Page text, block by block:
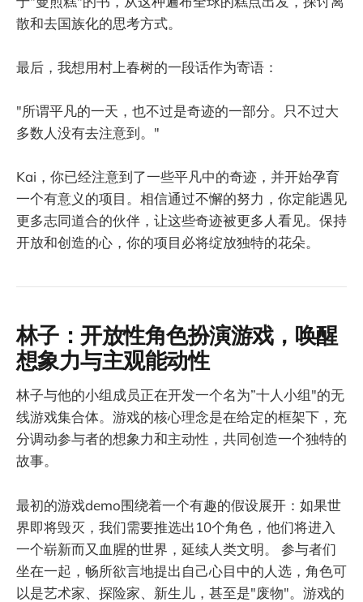
散和去国族化的思考方式。
最后，我想用村上春树的一段话作为寄语：
"所谓平凡的一天，也不过是奇迹的一部分。只不过大
多数人没有去注意到。"
Kai，你已经注意到了一些平凡中的奇迹，并开始孕育
一个有意义的项目。相信通过不懈的努力，你定能遇见
更多志同道合的伙伴，让这些奇迹被更多人看见。保持
开放和创造的心，你的项目必将绽放独特的花朵。
林子：开放性角色扮演游戏，唤醒
想象力与主观能动性
林子与他的小组成员正在开发一个名为”十人小组"的无
线游戏集合体。游戏的核心理念是在给定的框架下，充
分调动参与者的想象力和主动性，共同创造一个独特的
故事。
最初的游戏demo围绕着一个有趣的假设展开：如果世
界即将毁灭，我们需要推选出10个角色，他们将进入
一个崭新而又血腥的世界，延续人类文明。 参与者们
坐在一起，畅所欲言地提出自己心目中的人选，角色可
以是艺术家、探险家、新生儿，甚至是"废物"。游戏的